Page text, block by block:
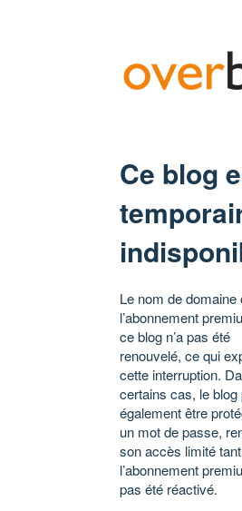
Ce blog
Le nom de domaine
l’abonnement
ce blog n’a pas été
renouvelé, ce qui
cette interruption.
certains cas, le blog
également être
un mot de passe,
son accès limité
l’abonnement
pas été réactivé.